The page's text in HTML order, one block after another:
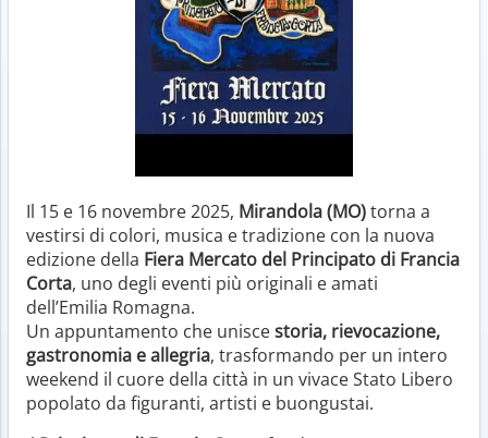
Il 15 e 16 novembre 2025, Mirandola (MO)torna a
vestirsi di colori, musica e tradizione con la nuova
edizione della Fiera Mercato del Principato di Francia
Corta, uno degli eventi più originali e amati
dell’Emilia Romagna.
Un appuntamento che uniscestoria, rievocazione,
gastronomia e allegria, trasformando per un intero
weekend il cuore della città in un vivace Stato Libero
popolato da figuranti, artisti e buongustai.